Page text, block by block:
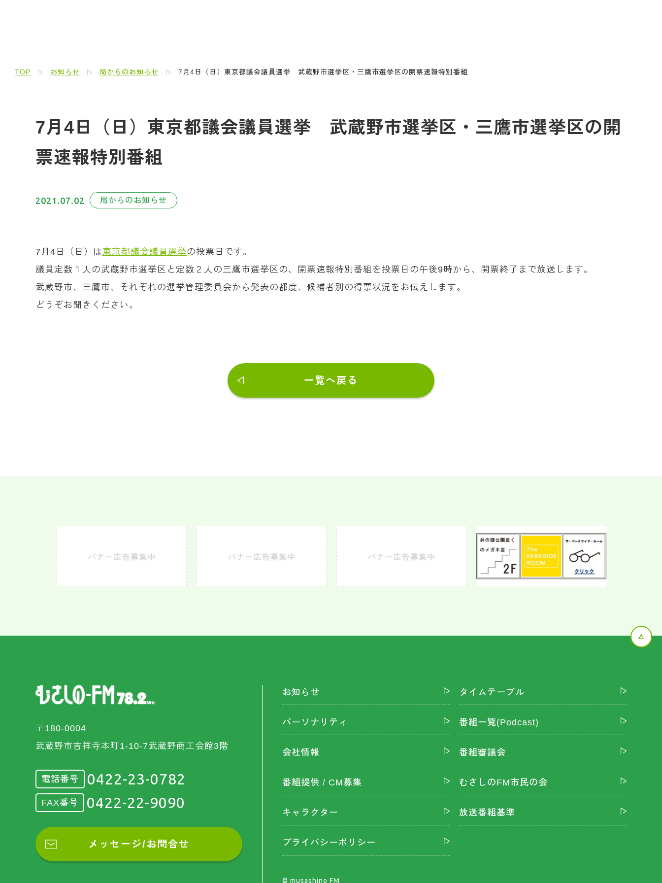
TOP お知らせ 局からのお知らせ 7月4日（日）東京都議会議員選挙 武蔵野市選挙区・三鷹市選挙区の開票速報特別番組
7月4日（日）東京都議会議員選挙 武蔵野市選挙区・三鷹市選挙区の開
票速報特別番組
2021.07.02 局からのお知らせ
7月4日（日）は東京都議会議員選挙の投票日です。
議員定数１人の武蔵野市選挙区と定数２人の三鷹市選挙区の、開票速報特別番組を投票日の午後9時から、開票終了まで放送します。
武蔵野市、三鷹市、それぞれの選挙管理委員会から発表の都度、候補者別の得票状況をお伝えします。
どうぞお聞きください。
一覧へ戻る
〒180-0004
武蔵野市吉祥寺本町1-10-7武蔵野商工会館3階
電話番号 0422-23-0782
FAX番号 0422-22-9090
メッセージ/お問合せ
お知らせ タイムテーブル
パーソナリティ 番組一覧(Podcast)
会社情報 番組審議会
番組提供 / CM募集 むさしのFM市民の会
キャラクター 放送番組基準
プライバシーポリシー
©︎ musashino FM